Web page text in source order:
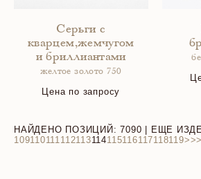
Серьги с
кварцем,жемчугом
и бриллиантами
желтое золото 750
Цена по запросу
НАЙДЕНО ПОЗИЦИЙ:7090 | ЕЩЕ
109110111112113114115116117118119>>>